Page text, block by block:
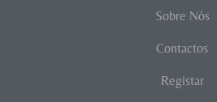
Sobre Nós
Contactos
Registar